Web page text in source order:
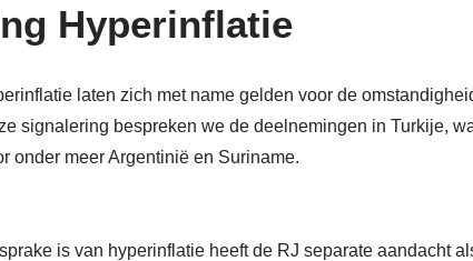
Hyperinflatie
laten zich met name gelden voor de
signalering bespreken we de deelnemingen in Turkije,
onder meer Argentinië en Suriname.
is van hyperinflatie heeft de RJ separate aandacht